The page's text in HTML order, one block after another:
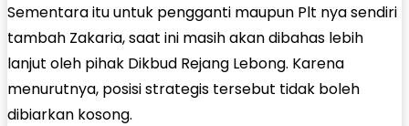
Sementara itu untuk pengganti maupun Plt nya sendiri
tambah Zakaria, saat ini masih akan dibahas lebih
lanjut oleh pihak Dikbud Rejang Lebong. Karena
menurutnya, posisi strategis tersebut tidak boleh
dibiarkan kosong.